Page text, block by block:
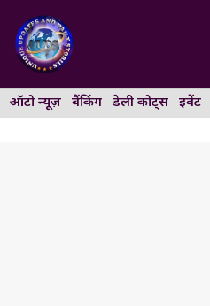
content
ऑटो न्यूज़ बैंकिंग डेली कोट्स इवेंट